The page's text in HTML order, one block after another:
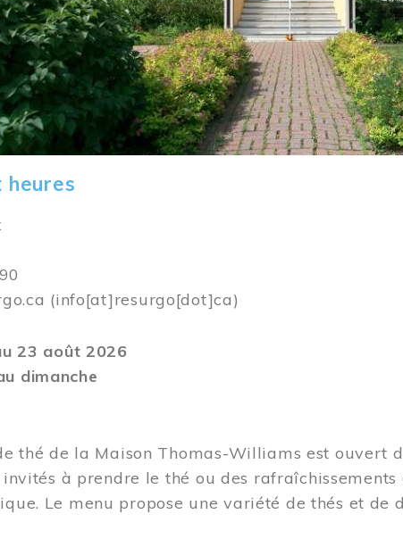
(info[at]resurgo[dot]ca)
23 août 2026
dimanche
thé de la Maison Thomas-Williams est ouvert
à prendre le thé ou des rafraîchissements
Le menu propose une variété de thés et de